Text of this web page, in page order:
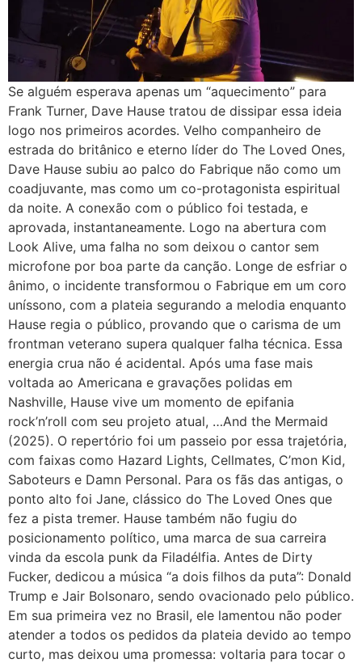
Se alguém esperava apenas um “aquecimento” para
Frank Turner, Dave Hause tratou de dissipar essa ideia
logo nos primeiros acordes. Velho companheiro de
estrada do britânico e eterno líder do The Loved Ones,
Dave Hause subiu ao palco do Fabrique não como um
coadjuvante, mas como um co-protagonista espiritual
da noite. A conexão com o público foi testada, e
aprovada, instantaneamente. Logo na abertura com
Look Alive, uma falha no som deixou o cantor sem
microfone por boa parte da canção. Longe de esfriar o
ânimo, o incidente transformou o Fabrique em um coro
uníssono, com a plateia segurando a melodia enquanto
Hause regia o público, provando que o carisma de um
frontman veterano supera qualquer falha técnica. Essa
energia crua não é acidental. Após uma fase mais
voltada ao Americana e gravações polidas em
Nashville, Hause vive um momento de epifania
rock’n’roll com seu projeto atual, …And the Mermaid
(2025). O repertório foi um passeio por essa trajetória,
com faixas como Hazard Lights, Cellmates, C’mon Kid,
Saboteurs e Damn Personal. Para os fãs das antigas, o
ponto alto foi Jane, clássico do The Loved Ones que
fez a pista tremer. Hause também não fugiu do
posicionamento político, uma marca de sua carreira
vinda da escola punk da Filadélfia. Antes de Dirty
Fucker, dedicou a música “a dois filhos da puta”: Donald
Trump e Jair Bolsonaro, sendo ovacionado pelo público.
Em sua primeira vez no Brasil, ele lamentou não poder
atender a todos os pedidos da plateia devido ao tempo
curto, mas deixou uma promessa: voltaria para tocar o